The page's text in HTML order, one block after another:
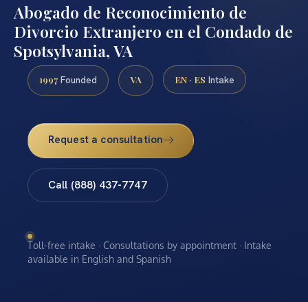
Abogado de Reconocimiento de
Divorcio Extranjero en el Condado de
Spotsylvania, VA
1997 Founded VA EN · ES Intake
Request a consultation
Call (888) 437-7747
Toll-free intake · Consultations by appointment · Intake
available in English and Spanish